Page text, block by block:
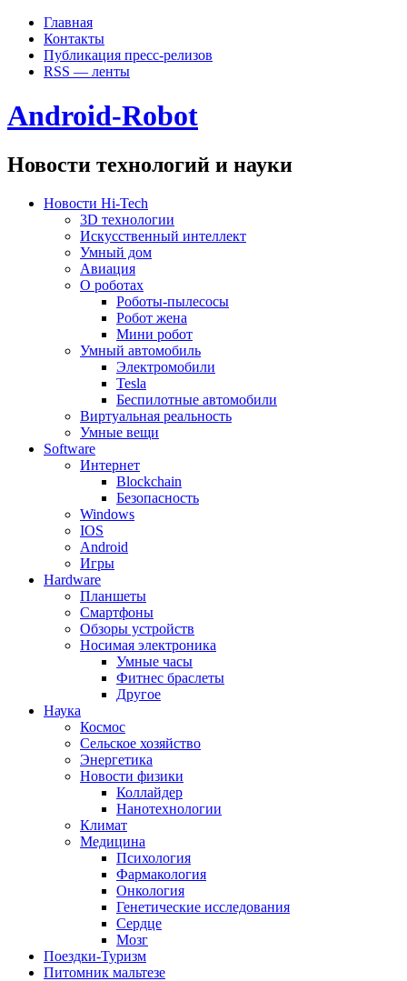
Главная
Контакты
Публикация пресс-релизов
RSS — ленты
Android-Robot
Новости технологий и науки
Новости Hi-Tech
3D технологии
Искусственный интеллект
Умный дом
Авиация
О роботах
Роботы-пылесосы
Робот жена
Мини робот
Умный автомобиль
Электромобили
Tesla
Беспилотные автомобили
Виртуальная реальность
Умные вещи
Software
Интернет
Blockchain
Безопасность
Windows
IOS
Android
Игры
Hardware
Планшеты
Смартфоны
Обзоры устройств
Носимая электроника
Умные часы
Фитнес браслеты
Другое
Наука
Космос
Сельское хозяйство
Энергетика
Новости физики
Коллайдер
Нанотехнологии
Климат
Медицина
Психология
Фармакология
Онкология
Генетические исследования
Сердце
Мозг
Поездки-Туризм
Питомник мальтезе